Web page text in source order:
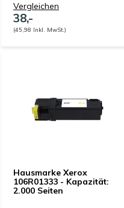
Vergleichen
38,-
(45,98 Inkl. MwSt.)
Hausmarke Xerox
106R01333 - Kapazität:
2.000 Seiten